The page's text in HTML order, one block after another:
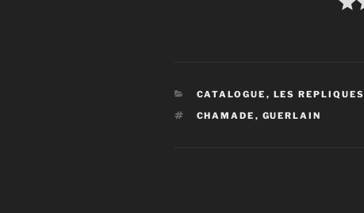
CATÉGORIES
CATALOGUE , LES REPLIQUES
ÉTIQUETTES
CHAMADE , GUERLAIN